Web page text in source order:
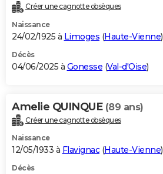
Créer une cagnotte obsèques
Naissance
24/02/1925 à Limoges (Haute-Vienne)
Décès
04/06/2025 à Gonesse (Val-d'Oise)
Amelie QUINQUE (89 ans)
Créer une cagnotte obsèques
Naissance
12/05/1933 à Flavignac(Haute-Vienne)
Décès